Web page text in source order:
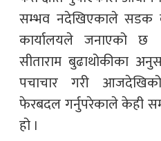
सम्भव नदेखिएकाले सडक
कार्यालयले जनाएको छ ।
सीताराम बुढाथोकीका
पचाचार गरी आजदेखिको
फेरबदल गर्नुपरेकाले केही
हो ।